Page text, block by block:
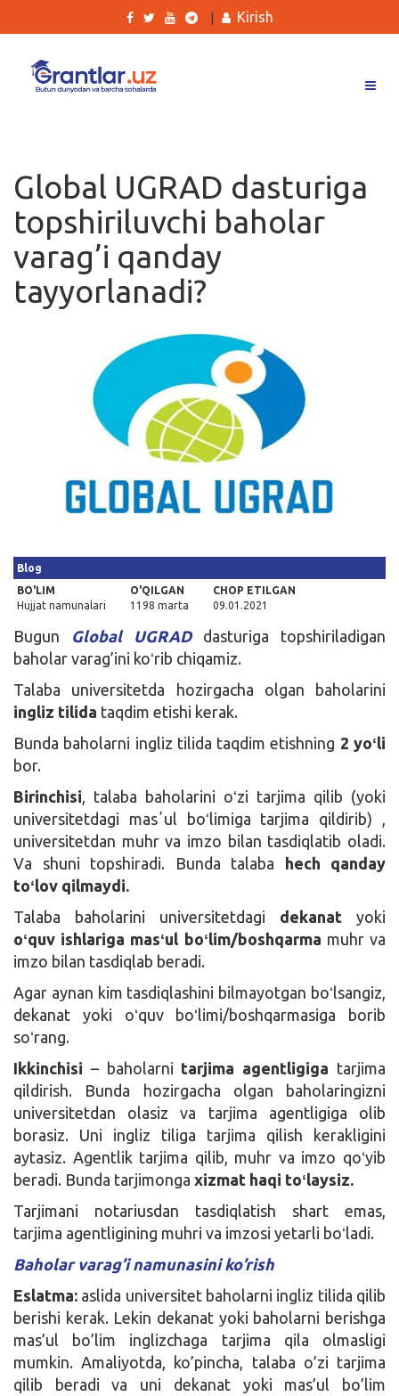
Ishlar
Kurslar
Blog
Yana
Kirish
Global UGRAD dasturiga
topshiriluvchi baholar
varag’i qanday
tayyorlanadi?
Blog
BO'LIM
Hujjat namunalari
O'QILGAN
1198 marta
CHOP ETILGAN
09.01.2021
Bugun Global UGRADdasturiga topshiriladigan
baholar varag’ini koʻrib chiqamiz.
Talaba universitetda hozirgacha olgan baholarini
ingliz tilida taqdim etishi kerak.
Bunda baholarni ingliz tilida taqdim etishning 2 yoʻli
bor.
Birinchisi , talaba baholarini oʻzi tarjima qilib (yoki
universitetdagi masʼul boʻlimiga tarjima qildirib) ,
universitetdan muhr va imzo bilan tasdiqlatib oladi.
Va shuni topshiradi. Bunda talaba hech qanday
toʻlov qilmaydi.
Talaba baholarini universitetdagi dekanat yoki
oʻquv ishlariga masʻul boʻlim/boshqarma muhr va
imzo bilan tasdiqlab beradi.
Agar aynan kim tasdiqlashini bilmayotgan boʻlsangiz,
dekanat yoki oʻquv boʻlimi/boshqarmasiga borib
soʻrang.
Ikkinchisi – baholarni tarjima agentligiga tarjima
qildirish. Bunda hozirgacha olgan baholaringizni
universitetdan olasiz va tarjima agentligiga olib
borasiz. Uni ingliz tiliga tarjima qilish kerakligini
aytasiz. Agentlik tarjima qilib, muhr va imzo qoʻyib
beradi. Bunda tarjimonga xizmat haqi toʻlaysiz.
Tarjimani notariusdan tasdiqlatish shart emas,
tarjima agentligining muhri va imzosi yetarli boʻladi.
Baholar varag’i namunasini ko’rish
Eslatma: aslida universitet baholarni ingliz tilida qilib
berishi kerak. Lekin dekanat yoki baholarni berishga
mas’ul bo’lim inglizchaga tarjima qila olmasligi
mumkin. Amaliyotda, ko’pincha, talaba o’zi tarjima
qilib beradi va uni dekanat yoki mas’ul bo’lim